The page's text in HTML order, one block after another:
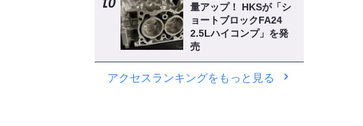
量アップ！ HKSが「シ
ョートブロックFA24
2.5Lハイコンプ」を発
売
アクセスランキングをもっと見る